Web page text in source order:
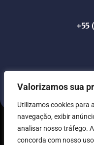
Valorizamos sua
Utilizamos cookies para
navegação, exibir
analisar nosso tráfego.
concorda com nosso
+55
© Immi Canada